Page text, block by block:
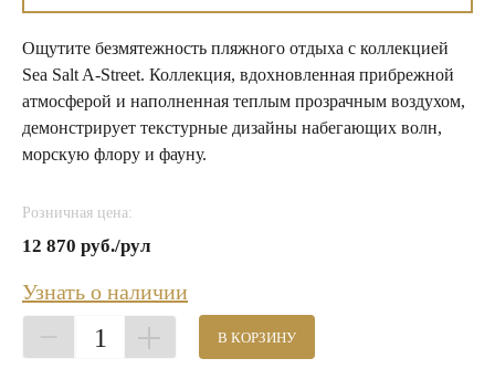
Ощутите безмятежность пляжного отдыха с коллекцией
Sea Salt A-Street. Коллекция, вдохновленная прибрежной
атмосферой и наполненная теплым прозрачным воздухом,
демонстрирует текстурные дизайны набегающих волн,
морскую флору и фауну.
Розничная цена:
12 870 руб./рул
Узнать о наличии
1 В КОРЗИНУ